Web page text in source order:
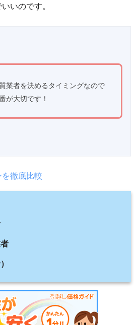
いのです。
業者を決めるタイミングなので
が大切です！
徹底比較